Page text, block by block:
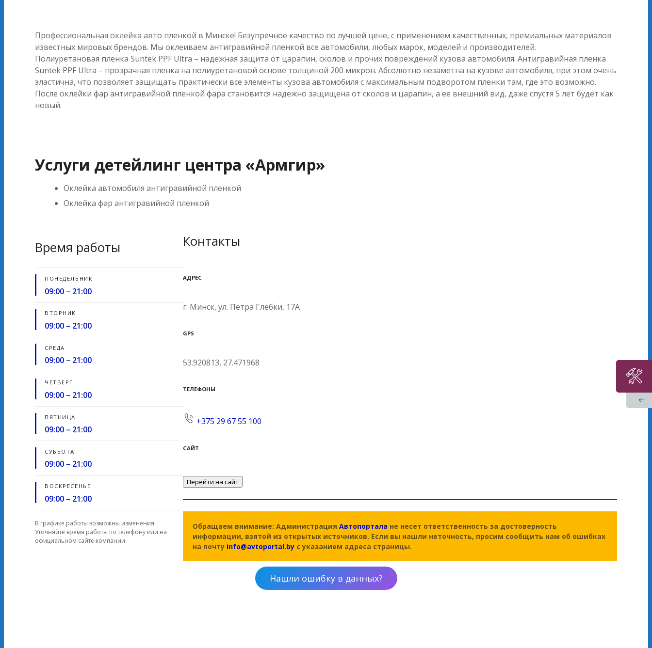
Профессиональная оклейка авто пленкой в Минске! Безупречное качество по лучшей цене, с применением качественных, премиальных материалов
известных мировых брендов. Мы оклеиваем антигравийной пленкой все автомобили, любых марок, моделей и производителей.
Полиуретановая пленка Suntek PPF Ultra – надежная защита от царапин, сколов и прочих повреждений кузова автомобиля. Антигравийная пленка
Suntek PPF Ultra – прозрачная пленка на полиуретановой основе толщиной 200 микрон. Абсолютно незаметна на кузове автомобиля, при этом очень
эластична, что позволяет защищать практически все элементы кузова автомобиля с максимальным подворотом пленки там, где это возможно.
После оклейки фар антигравийной пленкой фара становится надежно защищена от сколов и царапин, а ее внешний вид, даже спустя 5 лет будет как
новый.
Услуги детейлинг центра «Армгир»
Оклейка автомобиля антигравийной пленкой
Оклейка фар антигравийной пленкой
Время работы
ПОНЕДЕЛЬНИК
09:00 – 21:00
ВТОРНИК
09:00 – 21:00
СРЕДА
09:00 – 21:00
ЧЕТВЕРГ
09:00 – 21:00
ПЯТНИЦА
09:00 – 21:00
СУББОТА
09:00 – 21:00
ВОСКРЕСЕНЬЕ
09:00 – 21:00
В графике работы возможны изменения.
Уточняйте время работы по телефону или на
официальном сайте компании.
Контакты
АДРЕС
г. Минск, ул. Петра Глебки, 17А
GPS
53.920813, 27.471968
ТЕЛЕФОНЫ
+375 29 67 55 100
САЙТ
Перейти на сайт
Обращаем внимание: Администрация Автопортала не несет ответственность за достоверность
информации, взятой из открытых источников. Если вы нашли неточность, просим сообщить нам об ошибках
на почту info@avtoportal.byс указанием адреса страницы.
Нашли ошибку в данных?